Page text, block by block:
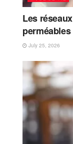
Les
July 25, 2026